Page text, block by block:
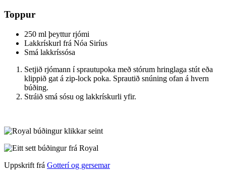
Toppur
250 ml þeyttur rjómi
Lakkrískurl frá Nóa Siríus
Smá lakkríssósa
Setjið rjómann í sprautupoka með stórum hringlaga stút eða
klippið gat á zip-lock poka. Sprautið snúning ofan á hvern
búðing.
Stráið smá sósu og lakkrískurli yfir.
Uppskrift frá Gotterí og gersemar